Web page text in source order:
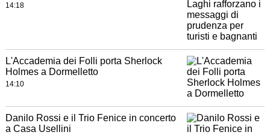
14:18
L'Accademia dei Folli porta Sherlock
Holmes a Dormelletto
14:10
Danilo Rossi e il Trio Fenice in concerto
a Casa Usellini